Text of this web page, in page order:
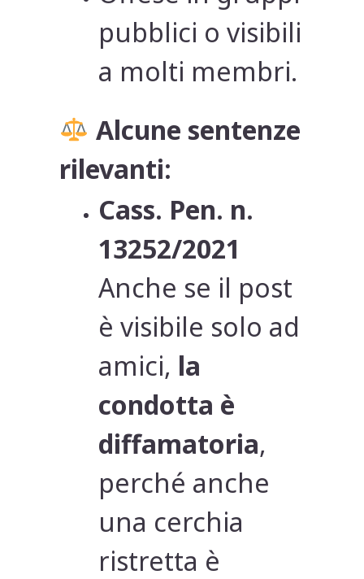
pubblici o visibili
a molti membri.
Alcune sentenze
rilevanti:
Cass. Pen. n.
13252/2021
Anche se il post
è visibile solo ad
amici, la
condotta è
diffamatoria,
perché anche
una cerchia
ristretta è